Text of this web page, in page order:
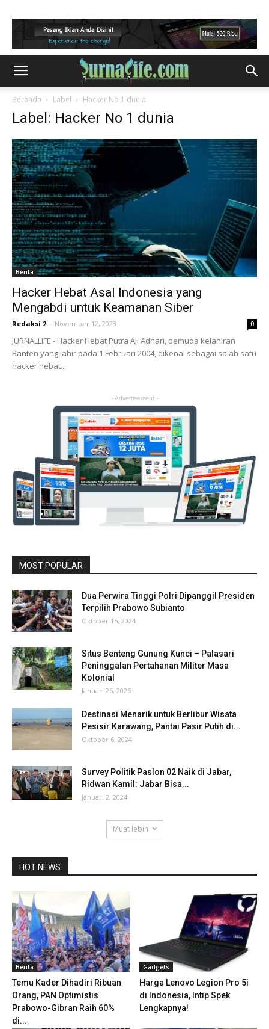
Beranda Label Hacker No 1 dunia
Label: Hacker No 1 dunia
Berita
Hacker Hebat Asal Indonesia yang
Mengabdi untuk Keamanan Siber
Redaksi 2 - November 12, 2023 0
JURNALLIFE - Hacker Hebat Putra Aji Adhari, pemuda kelahiran
Banten yang lahir pada 1 Februari 2004, dikenal sebagai salah satu
hacker hebat...
- Advertisement -
MOST POPULAR
Dua Perwira Tinggi Polri Dipanggil Presiden
Terpilih Prabowo Subianto
Oktober 15, 2024
Situs Benteng Gunung Kunci – Palasari
Peninggalan Pertahanan Militer Masa
Kolonial
Januari 26, 2026
Destinasi Menarik untuk Berlibur Wisata
Pesisir Karawang, Pantai Pasir Putih di...
Oktober 6, 2024
Survey Politik Paslon 02 Naik di Jabar,
Ridwan Kamil: Jabar Bisa...
Januari 2, 2024
Muat lebih
HOT NEWS
Berita
Temu Kader Dihadiri Ribuan
Orang, PAN Optimistis
Prabowo-Gibran Raih 60%
di...
Gadgets
Harga Lenovo Legion Pro 5i
di Indonesia, Intip Spek
Lengkapnya!